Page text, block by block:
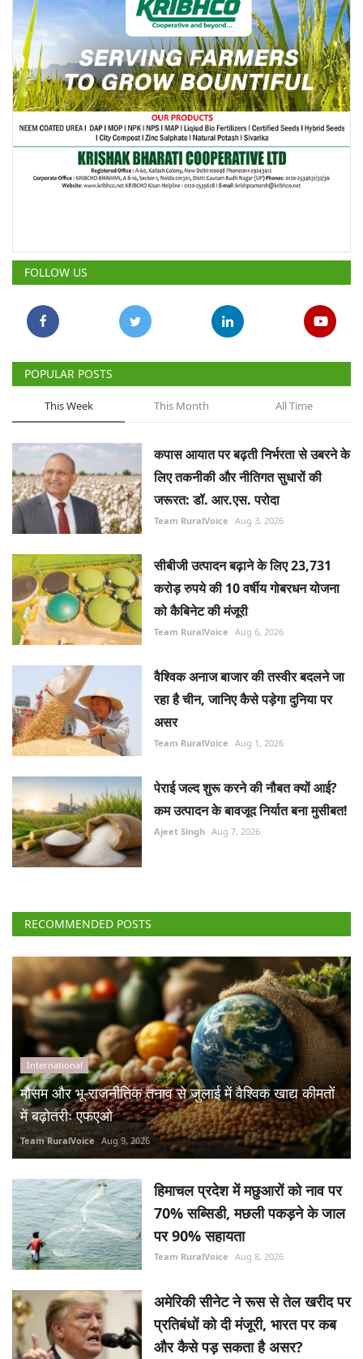
FOLLOW US
POPULAR POSTS
This Week This Month All Time
कपास आयात पर बढ़ती निर्भरता से उबरने के
लिए तकनीकी और नीतिगत सुधारों की
जरूरत: डॉ. आर.एस. परोदा
Team RuralVoice Aug 3, 2026
सीबीजी उत्पादन बढ़ाने के लिए 23,731
करोड़ रुपये की 10 वर्षीय गोबरधन योजना
को कैबिनेट की मंजूरी
Team RuralVoice Aug 6, 2026
वैश्विक अनाज बाजार की तस्वीर बदलने जा
रहा है चीन, जानिए कैसे पड़ेगा दुनिया पर
असर
Team RuralVoice Aug 1, 2026
पेराई जल्द शुरू करने की नौबत क्यों आई?
कम उत्पादन के बावजूद निर्यात बना मुसीबत!
Ajeet Singh Aug 7, 2026
RECOMMENDED POSTS
International
मौसम और भू-राजनीतिक तनाव से जुलाई में वैश्विक खाद्य कीमतों
में बढ़ोतरीः एफएओ
Team RuralVoice Aug 9, 2026
हिमाचल प्रदेश में मछुआरों को नाव पर
70% सब्सिडी, मछली पकड़ने के जाल
पर 90% सहायता
Team RuralVoice Aug 8, 2026
अमेरिकी सीनेट ने रूस से तेल खरीद पर
प्रतिबंधों को दी मंजूरी, भारत पर कब
और कैसे पड़ सकता है असर?